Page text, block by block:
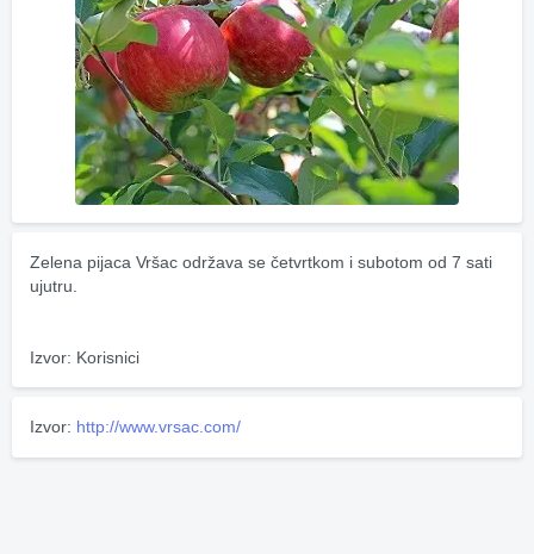
Zelena pijaca Vršac održava se četvrtkom i subotom od 7 sati
ujutru.
Izvor: Korisnici
Izvor: http://www.vrsac.com/